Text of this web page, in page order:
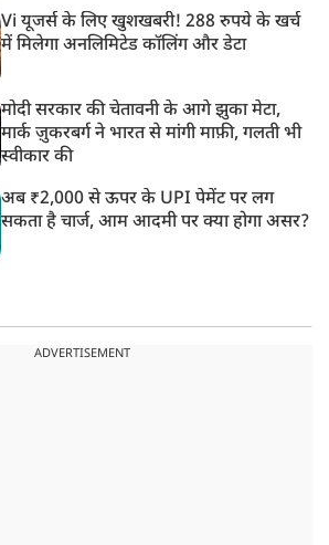
Vi यूजर्स के लिए खुशखबरी! 288 रुपये के खर्च
में मिलेगा अनलिमिटेड कॉलिंग और डेटा
मोदी सरकार की चेतावनी के आगे झुका मेटा,
मार्क ज़ुकरबर्ग ने भारत से मांगी माफ़ी, गलती भी
स्वीकार की
अब ₹2,000 से ऊपर के UPI पेमेंट पर लग
सकता है चार्ज, आम आदमी पर क्या होगा असर?
ADVERTISEMENT